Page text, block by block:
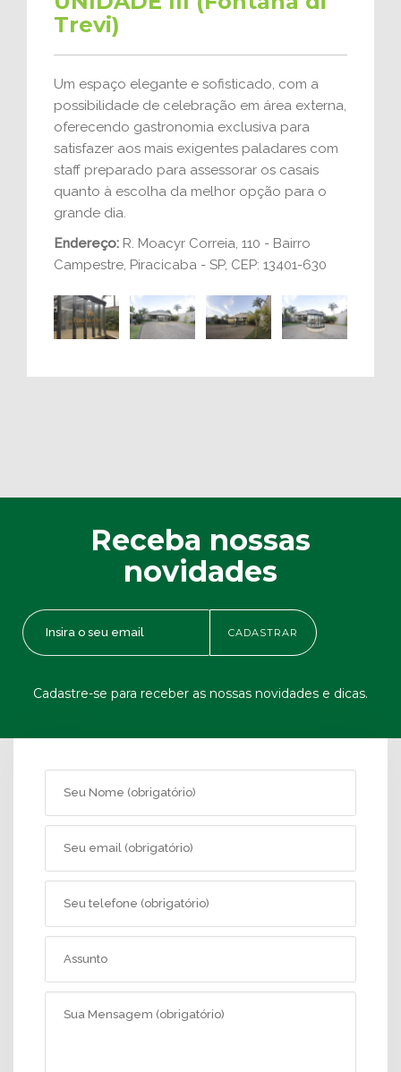
Trevi)
Um espaço elegante e sofisticado, com a
possibilidade de celebração em área externa,
oferecendo gastronomia exclusiva para
satisfazer aos mais exigentes paladares com
staff preparado para assessorar os casais
quanto à escolha da melhor opção para o
grande dia.
Endereço: R. Moacyr Correia, 110 - Bairro
Campestre, Piracicaba - SP, CEP: 13401-630
Receba nossas
novidades
Cadastre-se para receber as nossas novidades e dicas.